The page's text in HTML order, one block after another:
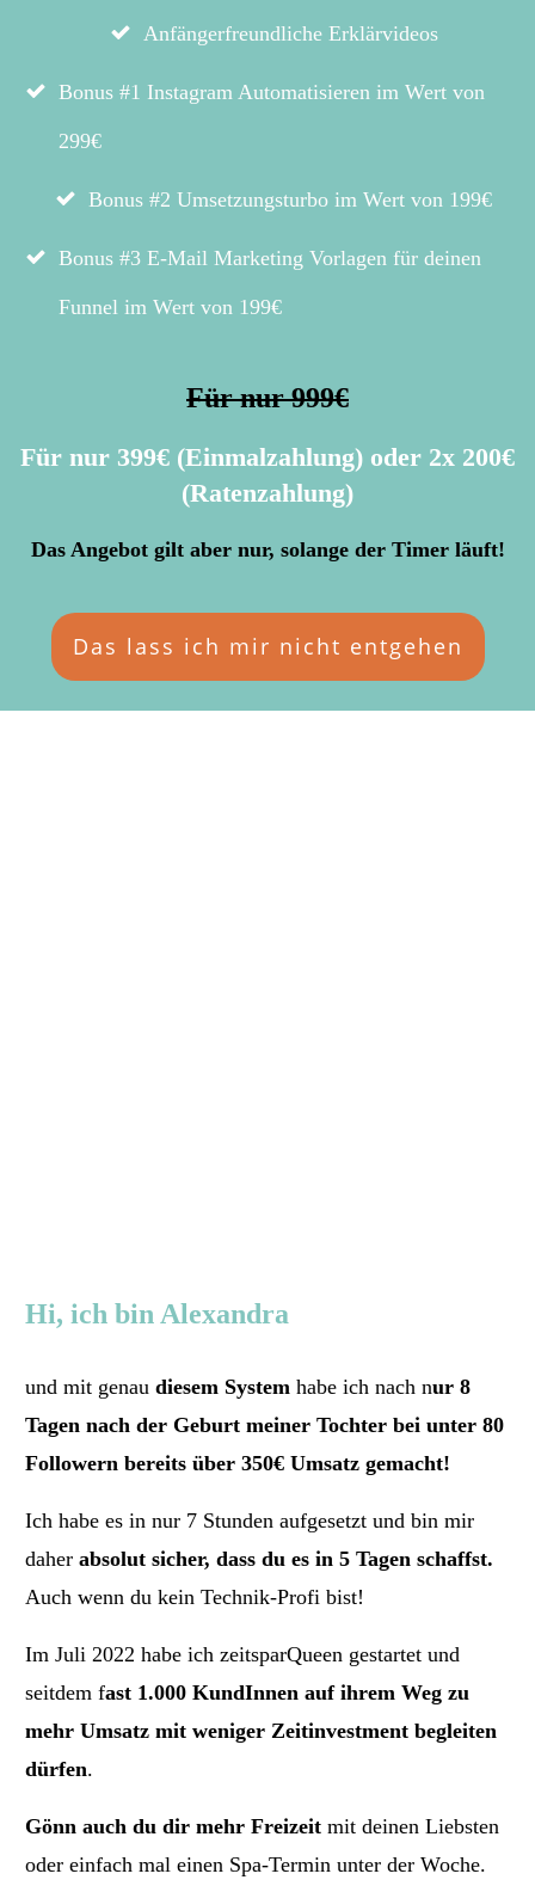
Anfängerfreundliche Erklärvideos
Bonus #1 Instagram Automatisieren im Wert von
299€
Bonus #2 Umsetzungsturbo im Wert von 199€
Bonus #3 E-Mail Marketing Vorlagen für deinen
Funnel im Wert von 199€
Für nur 999€
Für nur 399€ (Einmalzahlung) oder 2x 200€
(Ratenzahlung)
Das Angebot gilt aber nur, solange der Timer läuft!
Das lass ich mir nicht entgehen
Hi, ich bin Alexandra
und mit genau diesem System habe ich nach nur 8
Tagen nach der Geburt meiner Tochter bei unter 80
Followern bereits über 350€ Umsatz gemacht!
Ich habe es in nur 7 Stunden aufgesetzt und bin mir
daher absolut sicher, dass du es in 5 Tagen schaffst.
Auch wenn du kein Technik-Profi bist!
Im Juli 2022 habe ich zeitsparQueen gestartet und
seitdem fast 1.000 KundInnen auf ihrem Weg zu
mehr Umsatz mit weniger Zeitinvestment begleiten
dürfen.
Gönn auch du dir mehr Freizeit mit deinen Liebsten
oder einfach mal einen Spa-Termin unter der Woche.